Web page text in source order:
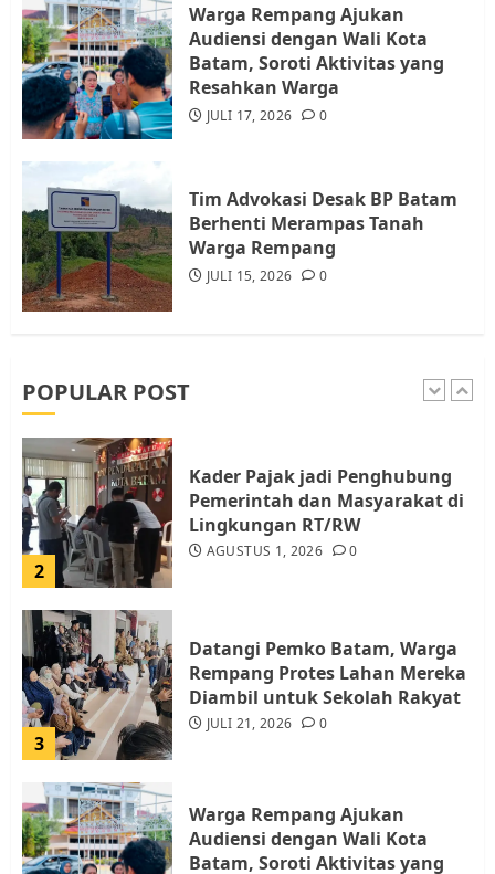
Warga Rempang Ajukan
Audiensi dengan Wali Kota
Batam, Soroti Aktivitas yang
Resahkan Warga
JULI 17, 2026 0
Tim Advokasi Desak BP Batam
Berhenti Merampas Tanah
Warga Rempang
JULI 15, 2026 0
POPULAR POST
4
Resahkan Warga
JULI 17, 2026 0
5
Tim Advokasi Desak BP Batam
JULI 15, 2026 0
1
2
Kader Pajak jadi Penghubung
Pemerintah dan Masyarakat di
Lingkungan RT/RW
AGUSTUS 1, 2026 0
3
Datangi Pemko Batam, Warga
Rempang Protes Lahan Mereka
Diambil untuk Sekolah Rakyat
JULI 21, 2026 0
Warga Rempang Ajukan
Audiensi dengan Wali Kota
Batam, Soroti Aktivitas yang